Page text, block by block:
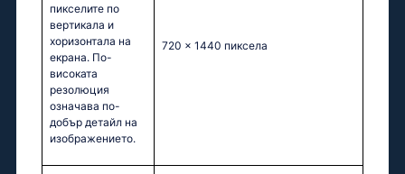
пикселите по
вертикала и
хоризонтала на
екрана. По-
високата
резолюция
означава по-
добър детайл на
изображението.
720 x 1440 пиксела